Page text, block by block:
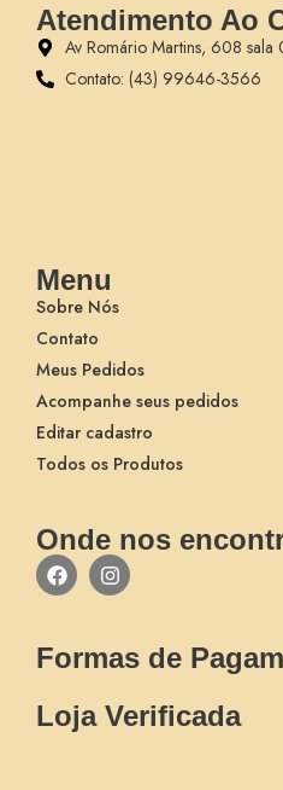
Atendimento Ao
Av Romário Martins, 608 sala
Contato: (43) 99646-3566
Menu
Sobre Nós
Contato
Meus Pedidos
Acompanhe seus pedidos
Editar cadastro
Todos os Produtos
Onde nos
Formas de
Loja Verificada